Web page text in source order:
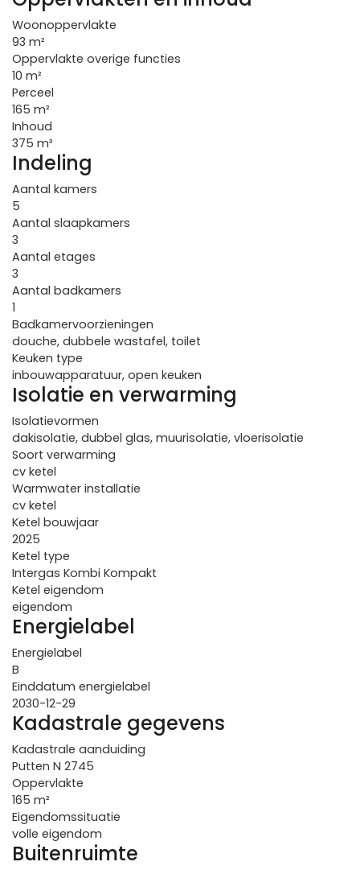
Woonoppervlakte
93 m²
Oppervlakte overige functies
10 m²
Perceel
165 m²
Inhoud
375 m³
Indeling
Aantal kamers
5
Aantal slaapkamers
3
Aantal etages
3
Aantal badkamers
1
Badkamervoorzieningen
douche, dubbele wastafel, toilet
Keuken type
inbouwapparatuur, open keuken
Isolatie en verwarming
Isolatievormen
dakisolatie, dubbel glas, muurisolatie, vloerisolatie
Soort verwarming
cv ketel
Warmwater installatie
cv ketel
Ketel bouwjaar
2025
Ketel type
Intergas Kombi Kompakt
Ketel eigendom
eigendom
Energielabel
Energielabel
B
Einddatum energielabel
2030-12-29
Kadastrale gegevens
Kadastrale aanduiding
Putten N 2745
Oppervlakte
165 m²
Eigendomssituatie
volle eigendom
Buitenruimte